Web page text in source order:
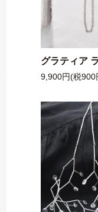
グラティア
9,900円(税900